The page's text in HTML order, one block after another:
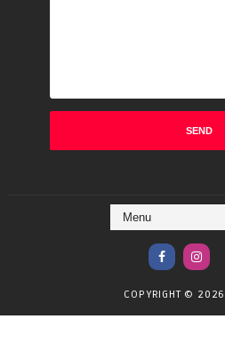
COPYRIGHT © 2026